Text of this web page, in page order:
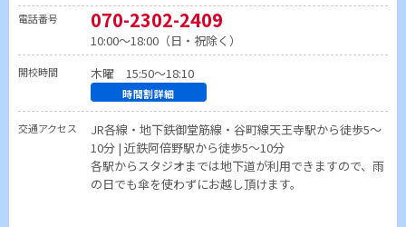
電話番号 070-2302-2409
10:00～18:00（日・祝除く）
開校時間 木曜 15:50～18:10
時間割詳細
交通アクセス
JR各線・地下鉄御堂筋線・谷町線天王寺駅から徒歩5〜
10分 | 近鉄阿倍野駅から徒歩5〜10分
各駅からスタジオまでは地下道が利用できますので、雨
の日でも傘を使わずにお越し頂けます。